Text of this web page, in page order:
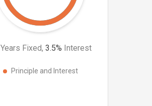
Years Fixed, 3.5% Interest
Principle and Interest